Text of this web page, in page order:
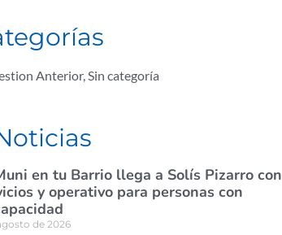
Anterior,Sin categoría
en tu Barrio llega a Solís Pizarro con
y operativo para personas con
de 2026